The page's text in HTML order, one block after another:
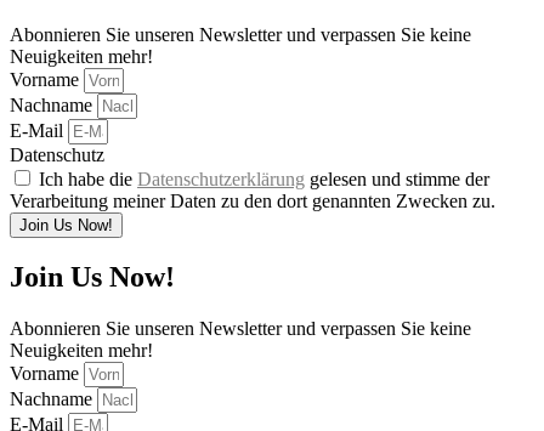
Abonnieren Sie unseren Newsletter und verpassen Sie keine
Neuigkeiten mehr!
Vorname
Nachname
E-Mail
Datenschutz
Ich habe die Datenschutzerklärung gelesen und stimme der
Verarbeitung meiner Daten zu den dort genannten Zwecken zu.
Join Us Now!
Join Us Now!
Abonnieren Sie unseren Newsletter und verpassen Sie keine
Neuigkeiten mehr!
Vorname
Nachname
E-Mail